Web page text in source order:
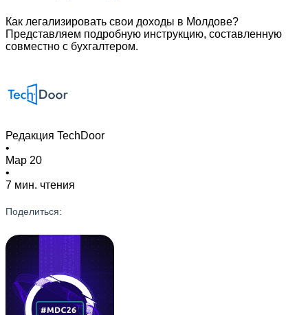
Как легализировать свои доходы в Молдове?
Представляем подробную инструкцию, составленную
совместно с бухгалтером.
Редакция TechDoor
•
Мар 20
•
7 мин. чтения
Поделиться: